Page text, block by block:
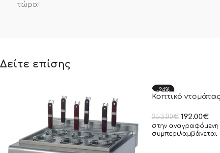
τώρα!
Δείτε επίσης
-24%
Κοπτικό
253.00€ 192.00€
στην αναγραφόμενη